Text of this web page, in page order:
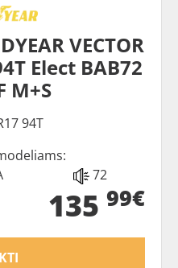
VECTOR
Elect BAB72
M+S
94T
72
135 99€